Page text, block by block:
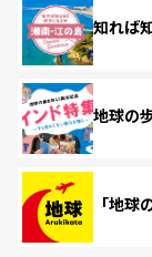
知れば
地球の
「地